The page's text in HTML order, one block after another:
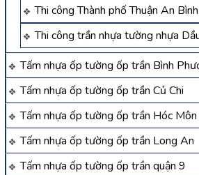
Thi công Thành phố Thuận An
Thi công trần nhựa tường nhựa
Tấm nhựa ốp tường ốp trần Bình
Tấm nhựa ốp tường ốp trần Củ Chi
Tấm nhựa ốp tường ốp trần Hóc Môn
Tấm nhựa ốp tường ốp trần Long An
Tấm nhựa ốp tường ốp trần quận 9